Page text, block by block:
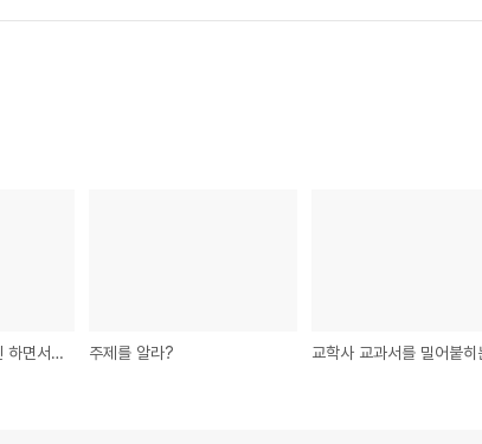
별거 아닌 썰.. 지식인 하면서 본 유사역사 주제를 알라?